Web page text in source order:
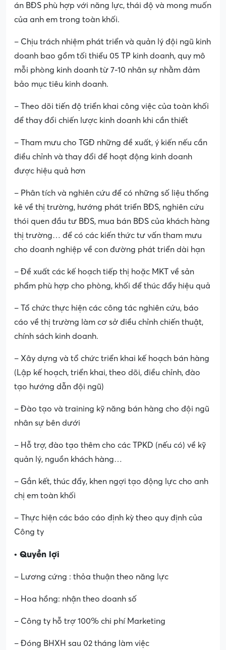
án BĐS phù hợp với năng lực, thái độ và mong muốn
của anh em trong toàn khối.
– Chịu trách nhiệm phát triển và quản lý đội ngũ kinh
doanh bao gồm tối thiểu 05 TP kinh doanh, quy mô
mỗi phòng kinh doanh từ 7-10 nhân sự nhằm đảm
bảo mục tiêu kinh doanh.
– Theo dõi tiến độ triển khai công việc của toàn khối
để thay đổi chiến lược kinh doanh khi cần thiết
– Tham mưu cho TGĐ những đề xuất, ý kiến nếu cần
điều chỉnh và thay đổi để hoạt động kinh doanh
được hiệu quả hơn
– Phân tích và nghiên cứu để có những số liệu thống
kê về thị trường, hướng phát triển BĐS, nghiên cứu
thói quen đầu tư BĐS, mua bán BĐS của khách hàng
thị trường… để có các kiến thức tư vấn tham mưu
cho doanh nghiệp về con đường phát triển dài hạn
– Đề xuất các kế hoạch tiếp thị hoặc MKT về sản
phẩm phù hợp cho phòng, khối để thúc đẩy hiệu quả
– Tổ chức thực hiện các công tác nghiên cứu, báo
cáo về thị trường làm cơ sở điều chỉnh chiến thuật,
chính sách kinh doanh.
– Xây dựng và tổ chức triển khai kế hoạch bán hàng
(Lập kế hoạch, triển khai, theo dõi, điều chỉnh, đào
tạo hướng dẫn đội ngũ)
– Đào tạo và training kỹ năng bán hàng cho đội ngũ
nhân sự bên dưới
– Hỗ trợ, đào tạo thêm cho các TPKD (nếu có) về kỹ
quản lý, nguồn khách hàng…
– Gắn kết, thúc đẩy, khen ngợi tạo động lực cho anh
chị em toàn khối
– Thực hiện các báo cáo định kỳ theo quy định của
Công ty
• Quyền lợi
– Lương cứng : thỏa thuận theo năng lực
– Hoa hồng: nhận theo doanh số
– Công ty hỗ trợ 100% chi phí Marketing
– Đóng BHXH sau 02 tháng làm việc